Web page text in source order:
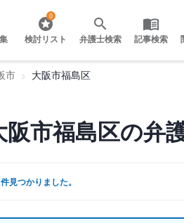
0
検討リスト 弁護士検索 記事検索
市 大阪市福島区
市福島区の弁
見つかりました。